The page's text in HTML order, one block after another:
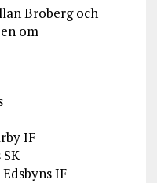
Broberg och
om
IF
IF